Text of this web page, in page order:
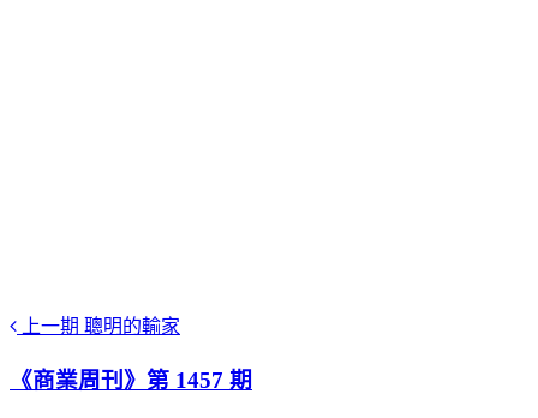
上一期 聰明的輸家
《商業周刊》第 1457 期